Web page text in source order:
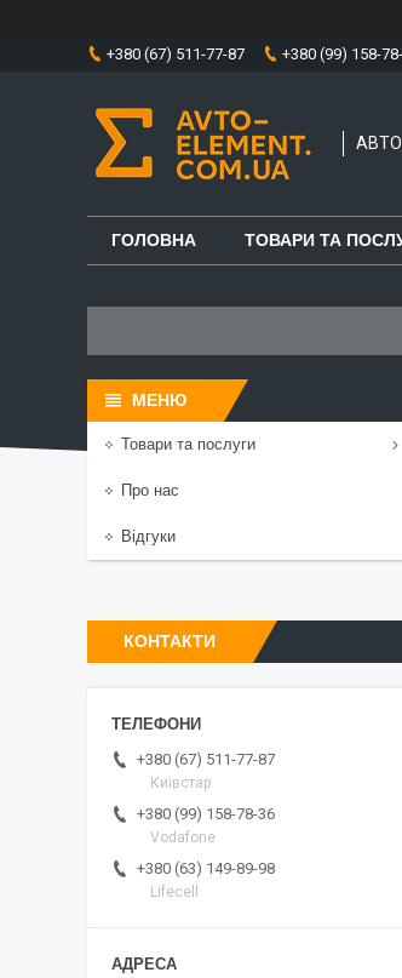
+380 (67) 511-77-87 +380 (99) 158-
ГОЛОВНА ТОВАРИ ТА
Товари та послуги
Про нас
Відгуки
КОНТАКТИ
+380 (67) 511-77-87
Київстар
+380 (99) 158-78-36
Vodafone
+380 (63) 149-89-98
Lifecell